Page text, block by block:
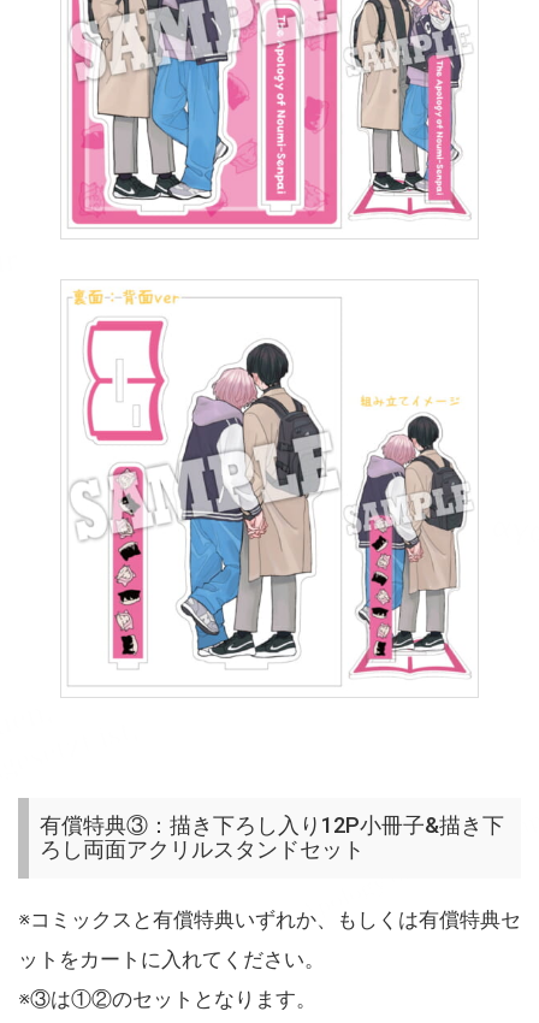
有償特典③：描き下ろし入り12P小冊子&描き下
ろし両面アクリルスタンドセット
※コミックスと有償特典いずれか、もしくは有償特典セ
ットをカートに入れてください。
※③は①②のセットとなります。